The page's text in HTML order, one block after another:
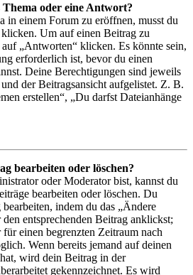
Thema oder eine Antwort?
in einem Forum zu eröffnen, musst du
Um auf einen Beitrag zu
„Antworten“ klicken. Es könnte sein,
erforderlich ist, bevor du einen
Deine Berechtigungen sind jeweils
der Beitragsansicht aufgelistet. Z. B.
erstellen“, „Du darfst Dateianhänge
bearbeiten oder löschen?
oder Moderator bist, kannst du
bearbeiten oder löschen. Du
indem du das „Ändere
entsprechenden Beitrag anklickst;
einen begrenzten Zeitraum nach
Wenn bereits jemand auf deinen
wird dein Beitrag in der
gekennzeichnet. Es wird